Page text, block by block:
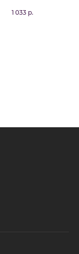
1 033 р.